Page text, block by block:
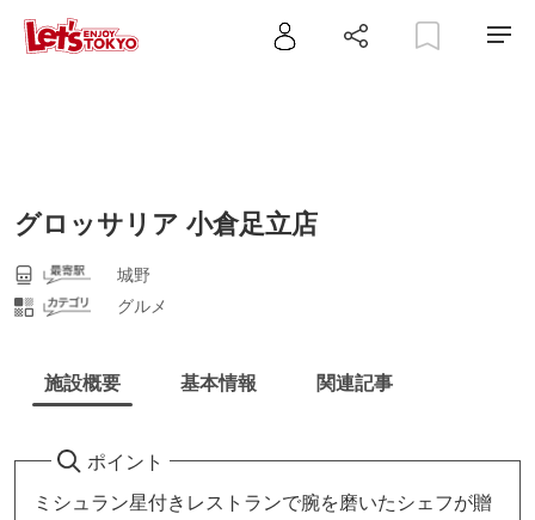
グロッサリア 小倉足立店
城野
グルメ
施設概要 基本情報 関連記事
ポイント
ミシュラン星付きレストランで腕を磨いたシェフが贈